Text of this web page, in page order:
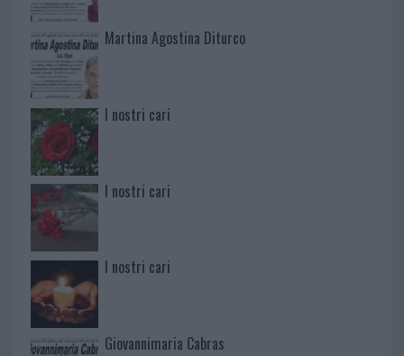
Martina Agostina Diturco
I nostri cari
I nostri cari
I nostri cari
Giovannimaria Cabras